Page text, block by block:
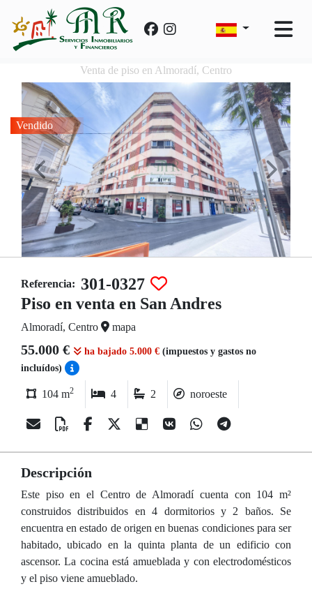
Venta de piso en Almoradí, Centro
Vendido
Referencia: 301-0327
Piso en venta en San Andres
Almoradí, Centro mapa
55.000 € ha bajado 5.000 € (impuestos y gastos no
incluídos)
104 m2 4 2 noroeste
Descripción
Este piso en el Centro de Almoradí cuenta con 104 m²
construidos distribuidos en 4 dormitorios y 2 baños. Se
encuentra en estado de origen en buenas condiciones para ser
habitado, ubicado en la quinta planta de un edificio con
ascensor. La cocina está amueblada y con electrodomésticos
y el piso viene amueblado.